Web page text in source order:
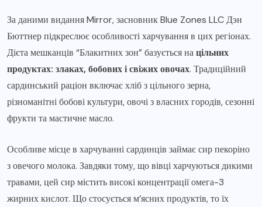
За даними видання Mirror, засновник Blue Zones LLC Дэн
Бюттнер підкреслює особливості харчування в цих регіонах.
Дієта мешканців “Блакитних зон” базується націльних
продуктах: злаках, бобових і свіжих овочах. Традиційний
сардинський раціон включає хліб з цільного зерна,
різноманітні бобові культури, овочі з власних городів, сезонні
фрукти та мастичне масло.
Особливе місце в харчуванні сардинців займає сир пекоріно
з овечого молока. Завдяки тому, що вівці харчуються дикими
травами, цей сир містить високі концентрації омега-3
жирних кислот. Що стосується м’ясних продуктів, то їх